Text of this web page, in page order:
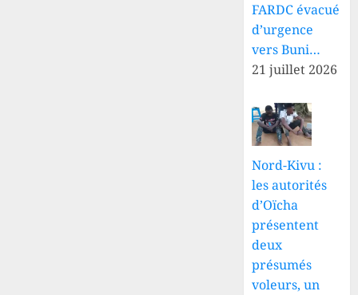
FARDC évacué
d’urgence
vers Buni…
21 juillet 2026
Nord-Kivu :
les autorités
d’Oïcha
présentent
deux
présumés
voleurs, un